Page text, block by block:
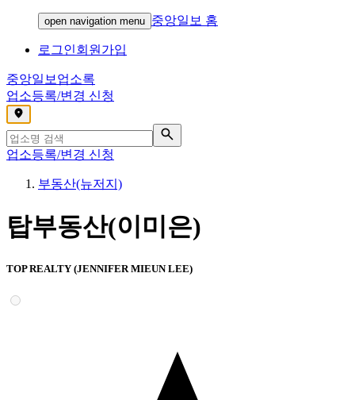
open navigation menu 중앙일보 홈
로그인회원가입
중앙일보 업소록
업소등록/변경 신청
,
업소등록/변경 신청
부동산(뉴저지)
탑부동산(이미은)
TOP REALTY (JENNIFER MIEUN LEE)